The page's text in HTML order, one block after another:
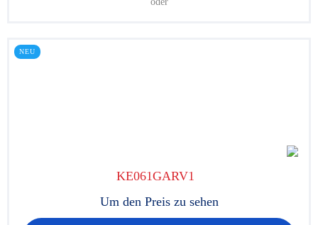
NEU
KE061GARV1
Um den Preis zu sehen